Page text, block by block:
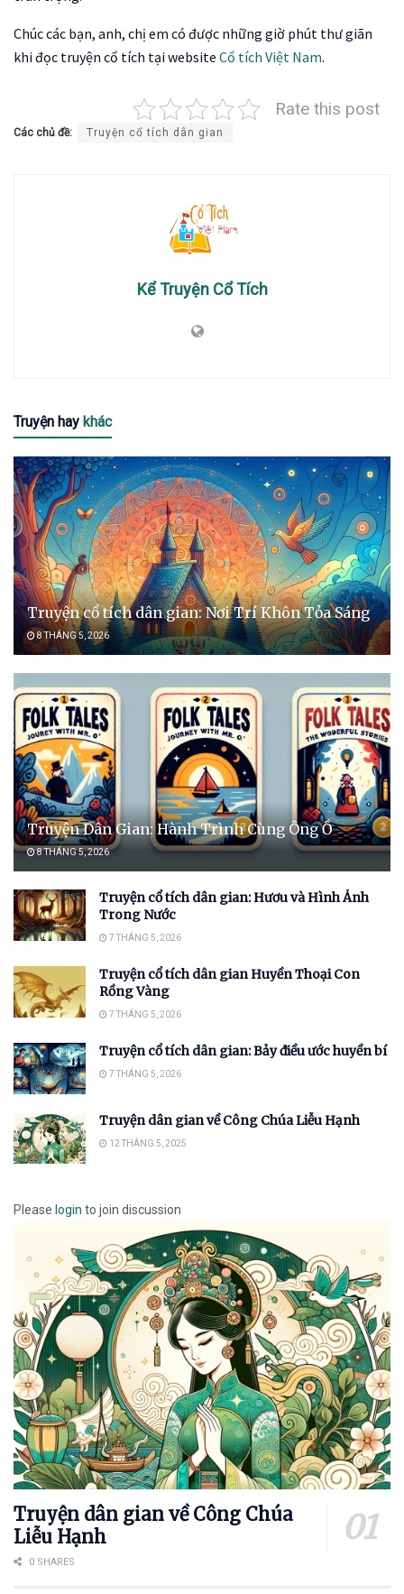
Chúc các bạn, anh, chị em có được những giờ phút thư giãn
khi đọc truyện cổ tích tại website Cổ tích Việt Nam.
Rate this post
Các chủ đề: Truyện cổ tích dân gian
Kể Truyện Cổ Tích
Truyện hay khác
Truyện cổ tích dân gian: Nơi Trí Khôn Tỏa Sáng
8 THÁNG 5, 2026
Truyện Dân Gian: Hành Trình Cùng Ông Ồ
8 THÁNG 5, 2026
Truyện cổ tích dân gian: Hươu và Hình Ảnh
Trong Nước
7 THÁNG 5, 2026
Truyện cổ tích dân gian Huyền Thoại Con
Rồng Vàng
7 THÁNG 5, 2026
Truyện cổ tích dân gian: Bảy điều ước huyền bí
7 THÁNG 5, 2026
Truyện dân gian về Công Chúa Liễu Hạnh
12 THÁNG 5, 2025
Please login to join discussion
Truyện dân gian về Công Chúa
Liễu Hạnh
0 SHARES